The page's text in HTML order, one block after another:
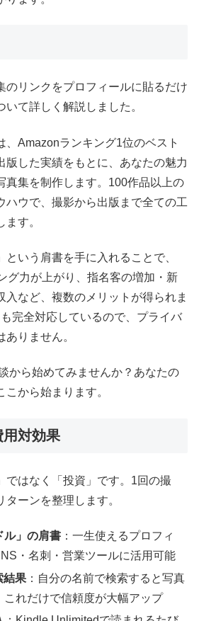
のリンクをプロフィールに貼るだけ
て詳しく解説しました。
、Amazonランキング1位のベスト
版した実績をもとに、あなたの魅力
真集を制作します。100作品以上の
ハウで、撮影から出版まで全ての工
す。
という肩書を手に入れることで、
グ力が上がり、指名客の増加・新
入など、複数のメリットが得られま
完全対応しているので、プライバ
りません。
から始めてみませんか？あなたの
から始まります。
対効果
ではなく「投資」です。1回の撮
ーンを整理します。
ル」の肩書 ：一生使えるプロフィ
・名刺・営業ツールに活用可能
結果 ：自分の名前で検索すると写真
これだけで信頼度が大幅アップ